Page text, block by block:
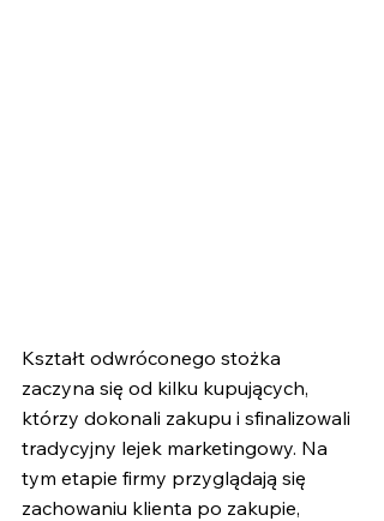
Kształt odwróconego stożka
zaczyna się od kilku kupujących,
którzy dokonali zakupu i sfinalizowali
tradycyjny lejek marketingowy. Na
tym etapie firmy przyglądają się
zachowaniu klienta po zakupie,